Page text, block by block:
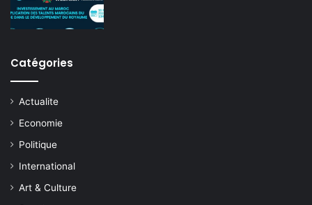
Catégories
Actualite
Economie
Politique
International
Art & Culture